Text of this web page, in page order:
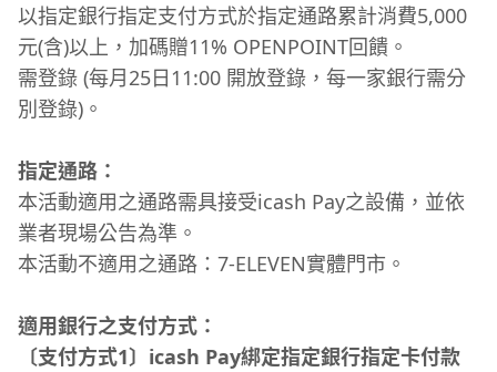
以指定銀行指定支付方式於指定通路累計消費5,000
元(含)以上，加碼贈11% OPENPOINT回饋。
需登錄 (每月25日11:00 開放登錄，每一家銀行需分
別登錄)。
指定通路：
本活動適用之通路需具接受icash Pay之設備，並依
業者現場公告為準。
本活動不適用之通路：7-ELEVEN實體門市。
適用銀行之支付方式：
〔支付方式1〕icash Pay綁定指定銀行指定卡付款